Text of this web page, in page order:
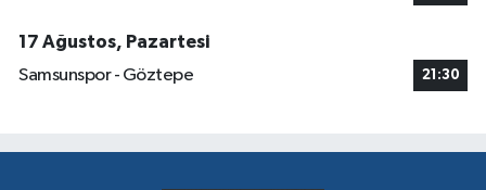
17 Ağustos, Pazartesi
Samsunspor - Göztepe
21:30